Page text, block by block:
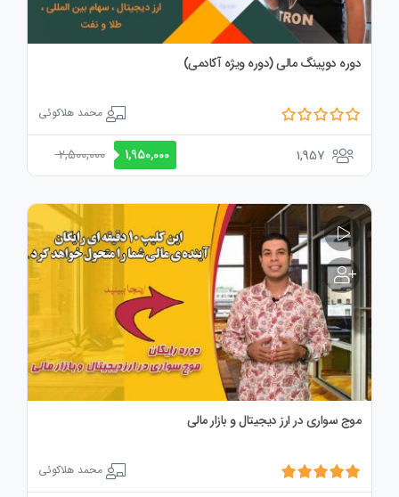
دوره دوپینگ مالی (دوره ویژه آکادمی)
محمد هلاکوئی
1,957
2,500,000 1,950,000
موج سواری در ارز دیجیتال و بازار مالی
محمد هلاکوئی